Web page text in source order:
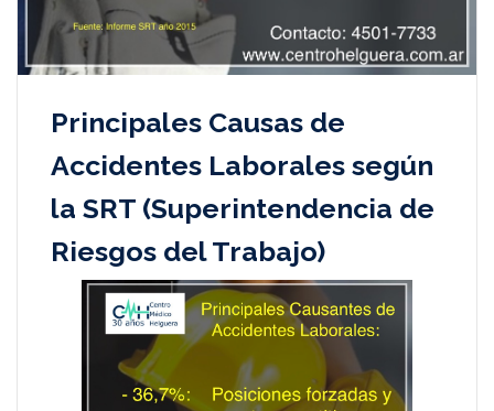
Principales Causas de
Accidentes Laborales según
la SRT (Superintendencia de
Riesgos del Trabajo)